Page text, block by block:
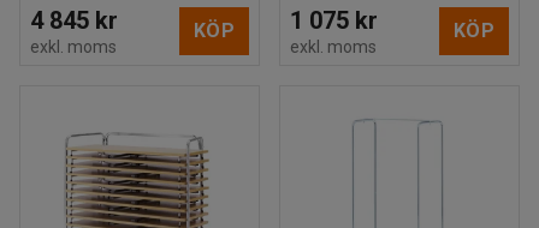
4 845 kr
exkl. moms
KÖP 1 075 kr
exkl. moms
KÖP